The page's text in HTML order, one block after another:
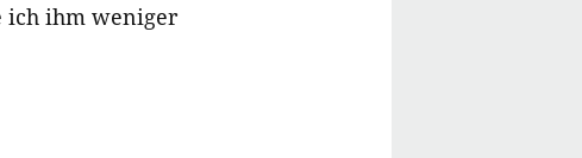
ich ihm weniger